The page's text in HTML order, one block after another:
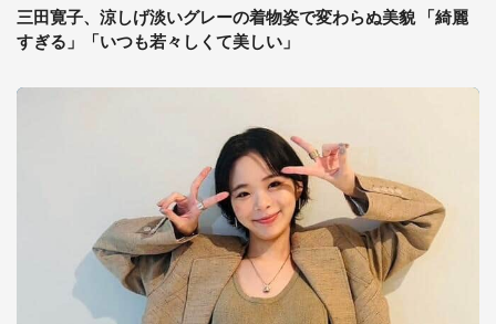
三田寛子、涼しげ淡いグレーの着物姿で変わらぬ美貌 「綺麗
すぎる」「いつも若々しくて美しい」